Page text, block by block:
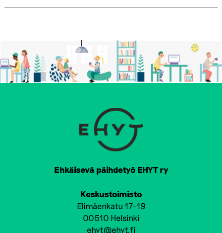
Ehkäisevä päihdetyö EHYT ry
Keskustoimisto
Elimäenkatu 17-19
00510 Helsinki
ehyt@ehyt.fi